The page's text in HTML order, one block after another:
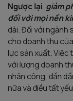
Ngược lại, giảm
đối với mọi nền
dài. Đối với ngành
cho doanh thu
lực sản xuất. Việc
với lượng doanh
nhân công, dần
nữa và điều tất